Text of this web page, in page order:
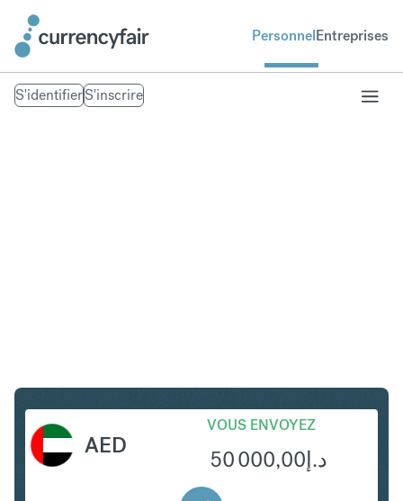
PersonnelEntreprises
S'identifierS'inscrire
AED
VOUS ENVOYEZ
د.إ50 000,00